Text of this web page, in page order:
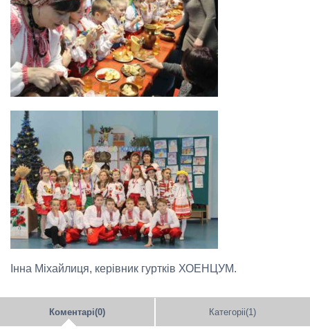
Інна Міхайлиця, керівник гуртків ХОЕНЦУМ.
Коментарі(0) Категоріі(1)